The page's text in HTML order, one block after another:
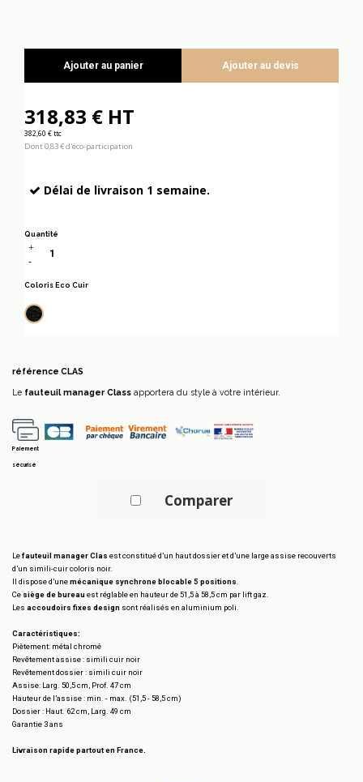
Ajouter au panier Ajouter au devis
318,83 € HT
382,60 € ttc
Dont 0,83 € d'éco-participation
Délai de livraison 1 semaine.
Coloris Eco Cuir
Noir
Quantité
référence CLAS
Le fauteuil manager Class apportera du style à votre intérieur.
Paiement
sécurisé
Comparer
Lefauteuil manager Clas est constitué d’un haut dossier et d’une large assise recouverts
d’un simili-cuir coloris noir.
Il dispose d’unemécanique synchrone blocable 5 positions.
Ce siège de bureau est réglable en hauteur de 51,5 à 58,5 cm par lift gaz.
Les accoudoirs fixes design sont réalisés en aluminium poli.
Caractéristiques:
Piètement: métal chromé
Revêtement assise : simili cuir noir
Revêtement dossier : simili cuir noir
Assise: Larg. 50,5 cm, Prof. 47 cm
Hauteur de l’assise : min. - max. (51,5 - 58,5 cm)
Dossier : Haut. 62 cm, Larg. 49 cm
Garantie 3 ans
Livraison rapide partout en France.